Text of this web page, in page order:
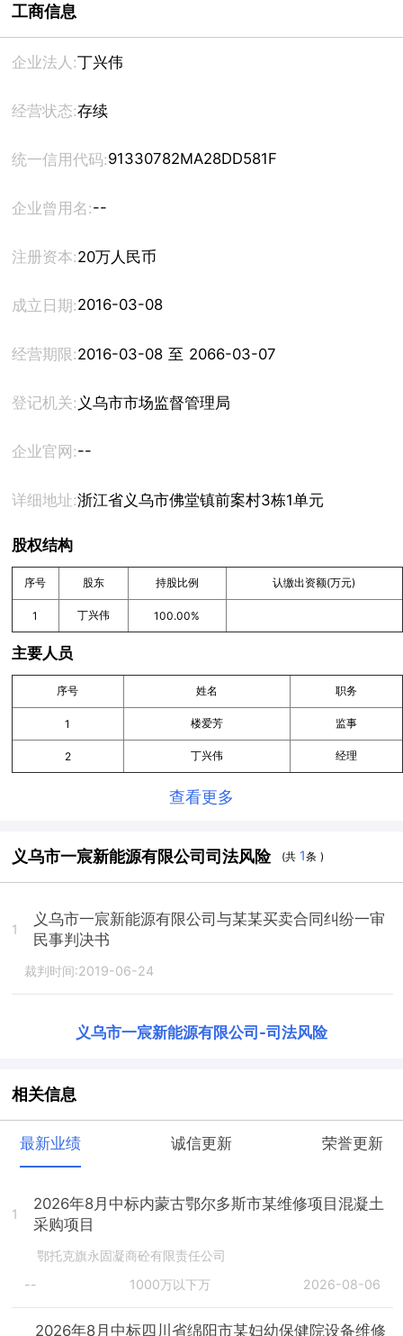
工商信息
企业法人:丁兴伟
经营状态:存续
统一信用代码:91330782MA28DD581F
企业曾用名:--
注册资本:20万人民币
成立日期:2016-03-08
经营期限: 2016-03-08 至 2066-03-07
登记机关: 义乌市市场监督管理局
企业官网:--
详细地址:浙江省义乌市佛堂镇前案村3栋1单元
股权结构
序号 股东 持股比例 认缴出资额(万元)
1 丁兴伟 100.00%
主要人员
序号 姓名 职务
1 楼爱芳 监事
2 丁兴伟 经理
查看更多
义乌市一宸新能源有限公司司法风险 (共 1条 )
1
义乌市一宸新能源有限公司与某某买卖合同纠纷一审
民事判决书
裁判时间:2019-06-24
义乌市一宸新能源有限公司 -司法风险
相关信息
最新业绩 诚信更新 荣誉更新
1
2026年8月中标内蒙古鄂尔多斯市某维修项目混凝土
采购项目
鄂托克旗永固凝商砼有限责任公司
--
1000万以下万 2026-08-06
2026年8月中标四川省绵阳市某妇幼保健院设备维修